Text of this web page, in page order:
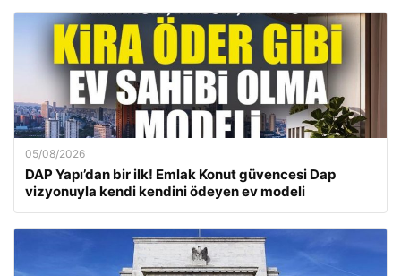
05/08/2026
DAP Yapı’dan bir ilk! Emlak Konut güvencesi Dap
vizyonuyla kendi kendini ödeyen ev modeli